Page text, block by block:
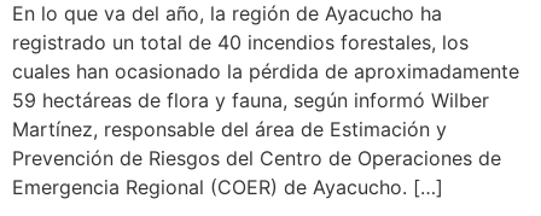
En lo que va del año, la región de Ayacucho ha
registrado un total de 40 incendios forestales, los
cuales han ocasionado la pérdida de aproximadamente
59 hectáreas de flora y fauna, según informó Wilber
Martínez, responsable del área de Estimación y
Prevención de Riesgos del Centro de Operaciones de
Emergencia Regional (COER) de Ayacucho. […]